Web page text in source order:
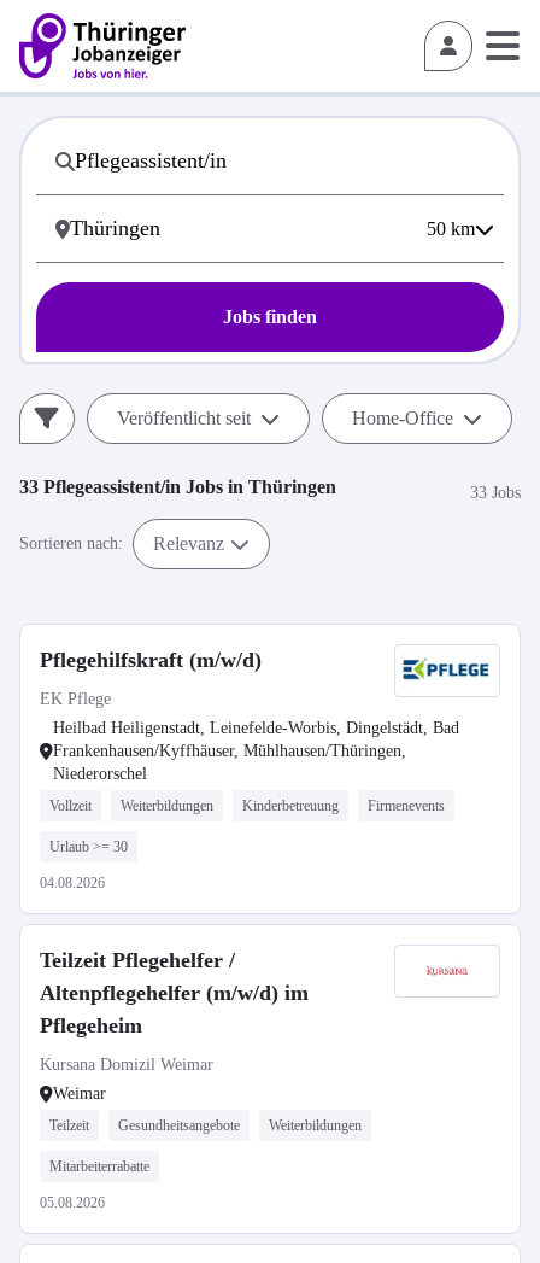
50 km
Jobs finden
Veröffentlicht seit Home-Office
33 Pflegeassistent/in Jobs in Thüringen 33 Jobs
Sortieren nach: Relevanz
Pflegehilfskraft (m/w/d)
EK Pflege
Heilbad Heiligenstadt, Leinefelde-Worbis, Dingelstädt, Bad
Frankenhausen/Kyffhäuser, Mühlhausen/Thüringen,
Niederorschel
Vollzeit Weiterbildungen Kinderbetreuung Firmenevents
Urlaub >= 30
04.08.2026
Teilzeit Pflegehelfer /
Altenpflegehelfer (m/w/d) im
Pflegeheim
Kursana Domizil Weimar
Weimar
Teilzeit Gesundheitsangebote Weiterbildungen
Mitarbeiterrabatte
05.08.2026